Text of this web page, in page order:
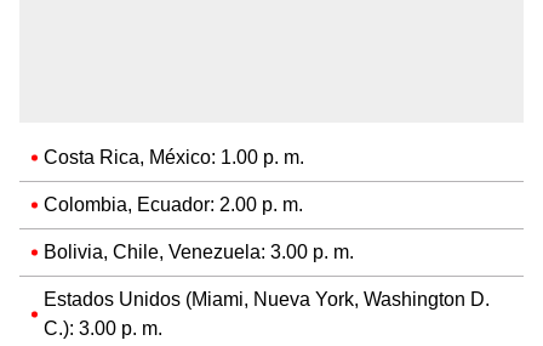
Costa Rica, México: 1.00 p. m.
Colombia, Ecuador: 2.00 p. m.
Bolivia, Chile, Venezuela: 3.00 p. m.
Estados Unidos (Miami, Nueva York, Washington D.
C.): 3.00 p. m.